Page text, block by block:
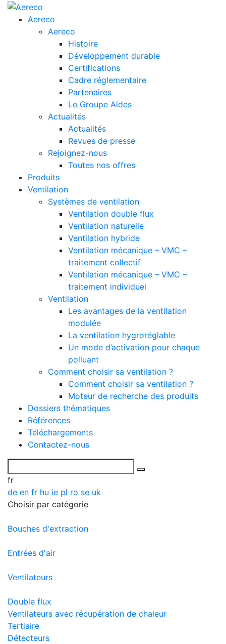
Aereco
Aereco
Histoire
Développement durable
Certifications
Cadre réglementaire
Partenaires
Le Groupe Aldes
Actualités
Actualités
Revues de presse
Rejoignez-nous
Toutes nos offres
Produits
Ventilation
Systèmes de ventilation
Ventilation double flux
Ventilation naturelle
Ventilation hybride
Ventilation mécanique – VMC –
traitement collectif
Ventilation mécanique – VMC –
traitement individuel
Ventilation
Les avantages de la ventilation
modulée
La ventilation hygroréglable
Un mode d’activation pour chaque
polluant
Comment choisir sa ventilation ?
Comment choisir sa ventilation ?
Moteur de recherche des produits
Dossiers thématiques
Références
Téléchargements
Contactez-nous
fr
de en fr hu ie pl ro se uk
Choisir par catégorie
Bouches d'extraction
Entrées d'air
Ventilateurs
Double flux
Ventilateurs avec récupération de chaleur
Tertiaire
Détecteurs